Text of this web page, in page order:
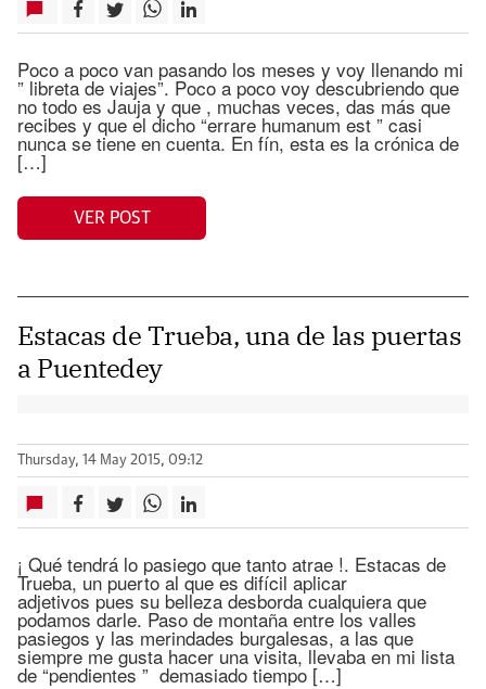
Poco a poco van pasando los meses y voy llenando mi
” libreta de viajes”. Poco a poco voy descubriendo que
no todo es Jauja y que , muchas veces, das más que
recibes y que el dicho “errare humanum est ” casi
nunca se tiene en cuenta. En fín, esta es la crónica de
[…]
VER POST
Estacas de Trueba, una de las puertas
a Puentedey
Thursday, 14 May 2015, 09:12
¡ Qué tendrá lo pasiego que tanto atrae !. Estacas de
Trueba, un puerto al que es difícil aplicar
adjetivos pues su belleza desborda cualquiera que
podamos darle. Paso de montaña entre los valles
pasiegos y las merindades burgalesas, a las que
siempre me gusta hacer una visita, llevaba en mi lista
de “pendientes ” demasiado tiempo […]